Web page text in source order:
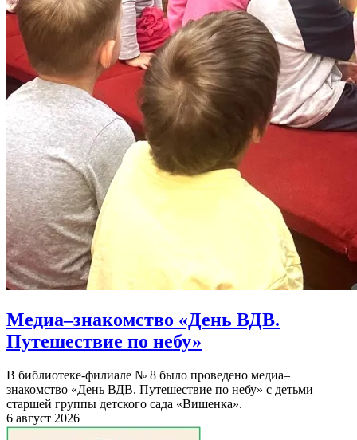
Медиа–знакомство «День ВДВ.
Путешествие по небу»
В библиотеке-филиале № 8 было проведено медиа–
знакомство «День ВДВ. Путешествие по небу» с детьми
старшей группы детского сада «Вишенка».
6 август 2026